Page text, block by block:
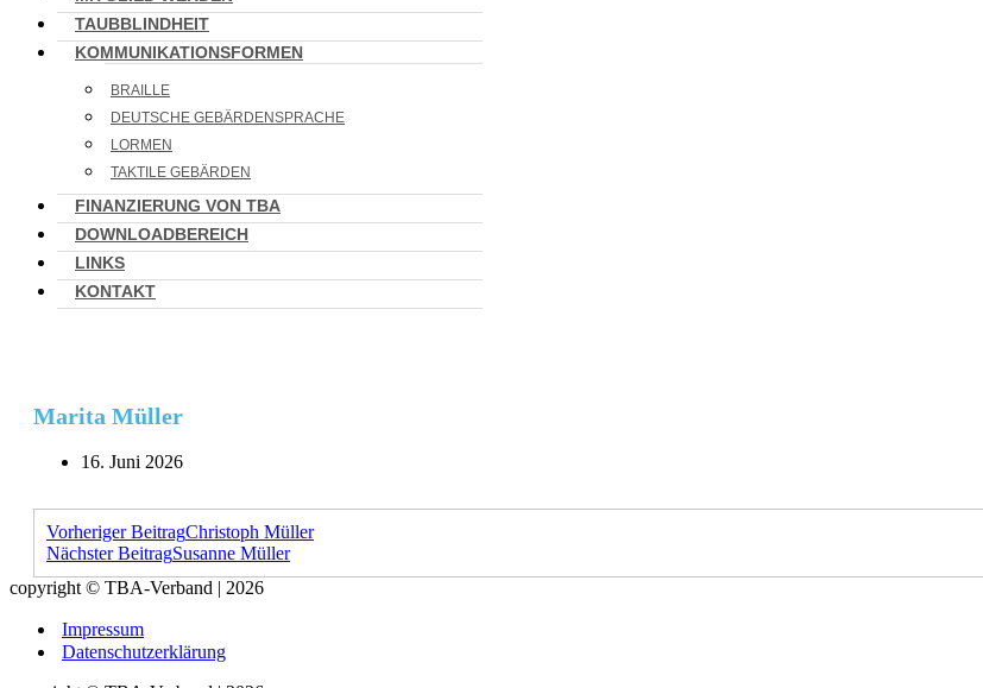
TAUBBLINDHEIT
KOMMUNIKATIONSFORMEN
BRAILLE
DEUTSCHE GEBÄRDENSPRACHE
LORMEN
TAKTILE GEBÄRDEN
FINANZIERUNG VON TBA
DOWNLOADBEREICH
LINKS
KONTAKT
Marita Müller
16. Juni 2026
Vorheriger BeitragChristoph Müller
Nächster BeitragSusanne Müller
copyright © TBA-Verband | 2026
Impressum
Datenschutzerklärung